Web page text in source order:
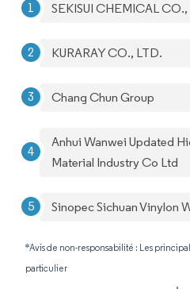
SEKISUI CHEMICAL CO.,
KURARAY CO., LTD.
Chang Chun Group
Anhui Wanwei Updated
Material Industry Co Ltd
Sinopec Sichuan Vinylon
*Avis de non-responsabilité : Les
particulier